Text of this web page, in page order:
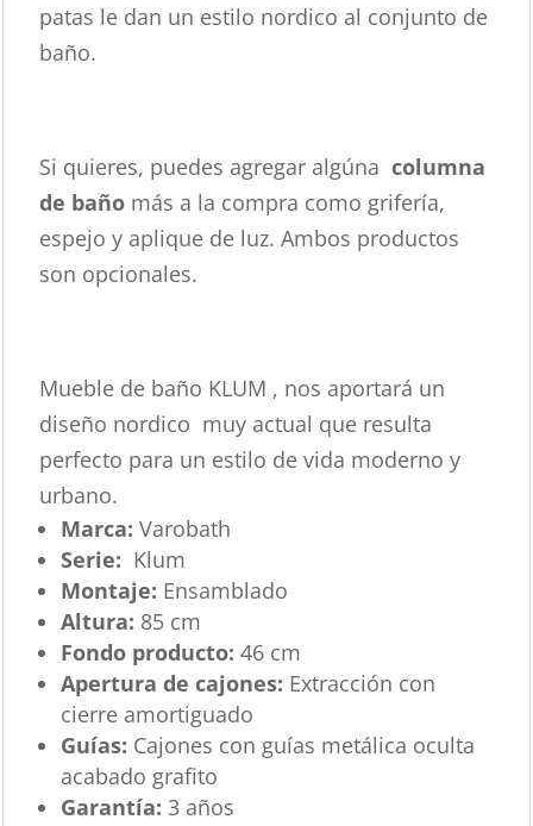
patas le dan un estilo nordico al conjunto de
baño.
Si quieres, puedes agregar algúna columna
de baño más a la compra como grifería,
espejo y aplique de luz. Ambos productos
son opcionales.
Mueble de baño KLUM , nos aportará un
diseño nordico muy actual que resulta
perfecto para un estilo de vida moderno y
urbano.
Marca: Varobath
Serie: Klum
Montaje: Ensamblado
Altura: 85 cm
Fondo producto: 46 cm
Apertura de cajones: Extracción con
cierre amortiguado
Guías: Cajones con guías metálica oculta
acabado grafito
Garantía: 3 años